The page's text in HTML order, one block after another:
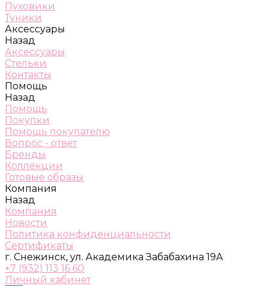
Пуховики
Туники
Аксессуары
Назад
Аксессуары
Стельки
Контакты
Помощь
Назад
Помощь
Покупки
Помощь покупателю
Вопрос - ответ
Бренды
Коллекции
Готовые образы
Компания
Назад
Компания
Новости
Политика конфиденциальности
Сертификаты
г. Снежинск, ул. Академика Забабахина 19А
+7 (932) 113 16 60
Личный кабинет